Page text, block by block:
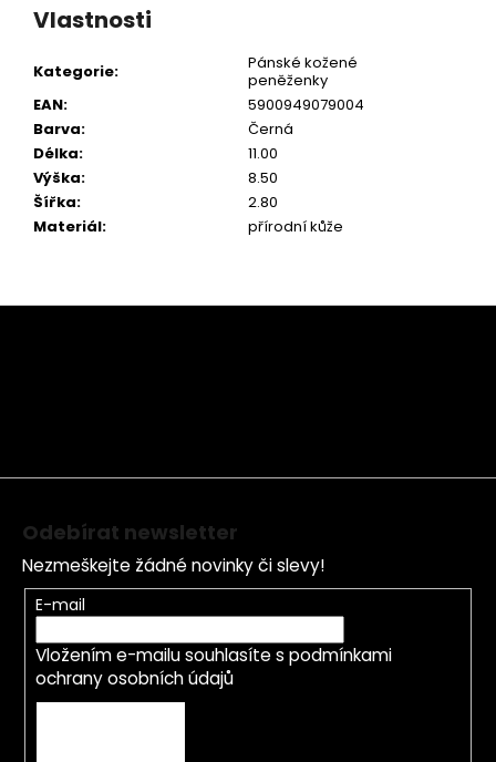
Vlastnosti
Kategorie:
Pánské kožené
peněženky
EAN:
5900949079004
Barva:
Černá
Délka:
11.00
Výška:
8.50
Šířka:
2.80
Materiál: přírodní kůže
Z
Odebírat newsletter
Nezmeškejte žádné novinky či slevy!
E-mail
Vložením e-mailu souhlasíte s podmínkami
ochrany osobních údajů